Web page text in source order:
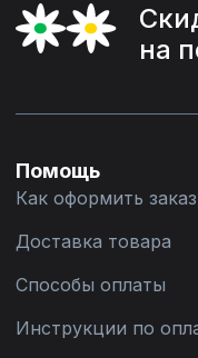
на
Помощь
Как оформить заказ
Доставка товара
Способы оплаты
Инструкции по